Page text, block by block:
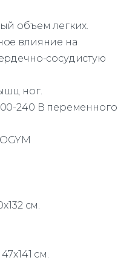
объем легких.
влияние на
сосудистую
ног.
240 В переменного
см.
см.